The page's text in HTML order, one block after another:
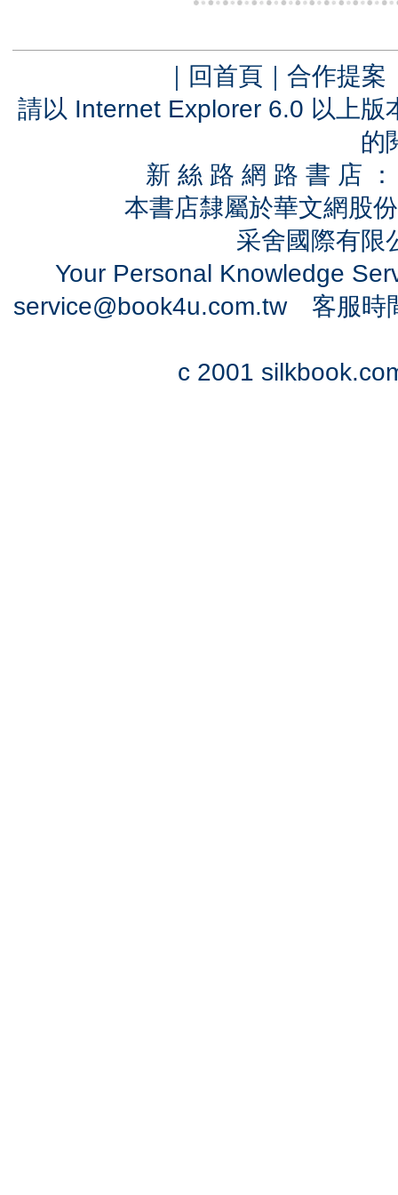
｜ 回首頁 ｜ 合作提案
請以 Internet Explorer 6.0 以上
的
新 絲 路 網 路 書 店
本書店隸屬於華文網股
采舍國際有
Your Personal Knowledge
service@book4u.com.tw客服時
c 2001